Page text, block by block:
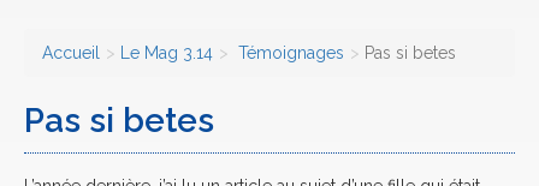
Accueil Le Mag 3.14 Témoignages Pas si betes
Pas si betes